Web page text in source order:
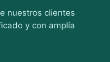
nuestros clientes
y con amplía